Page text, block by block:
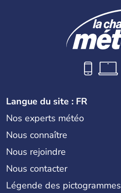
Langue du site : FR
Nos experts météo
Nous connaître
Nous rejoindre
Nous contacter
Légende des pictogrammes